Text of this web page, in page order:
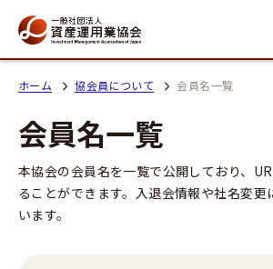
ホーム 協会員について 会員名一覧
会員名一覧
本協会の会員名を一覧で公開しており、
ることができます。入退会情報や社名変更
います。